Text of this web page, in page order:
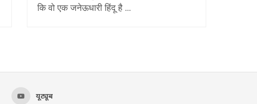
कि वो एक जनेऊधारी हिंदू है ...
यूट्यूब